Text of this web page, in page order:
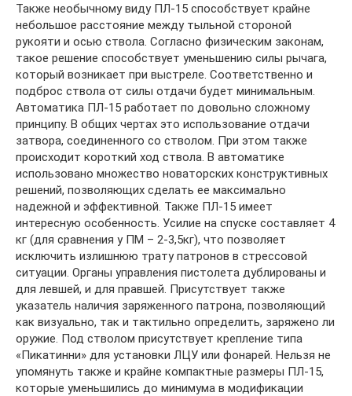
Также необычному виду ПЛ-15 способствует крайне
небольшое расстояние между тыльной стороной
рукояти и осью ствола. Согласно физическим законам,
такое решение способствует уменьшению силы рычага,
который возникает при выстреле. Соответственно и
подброс ствола от силы отдачи будет минимальным.
Автоматика ПЛ-15 работает по довольно сложному
принципу. В общих чертах это использование отдачи
затвора, соединенного со стволом. При этом также
происходит короткий ход ствола. В автоматике
использовано множество новаторских конструктивных
решений, позволяющих сделать ее максимально
надежной и эффективной. Также ПЛ-15 имеет
интересную особенность. Усилие на спуске составляет 4
кг (для сравнения у ПМ – 2-3,5кг), что позволяет
исключить излишнюю трату патронов в стрессовой
ситуации. Органы управления пистолета дублированы и
для левшей, и для правшей. Присутствует также
указатель наличия заряженного патрона, позволяющий
как визуально, так и тактильно определить, заряжено ли
оружие. Под стволом присутствует крепление типа
«Пикатинни» для установки ЛЦУ или фонарей. Нельзя не
упомянуть также и крайне компактные размеры ПЛ-15,
которые уменьшились до минимума в модификации